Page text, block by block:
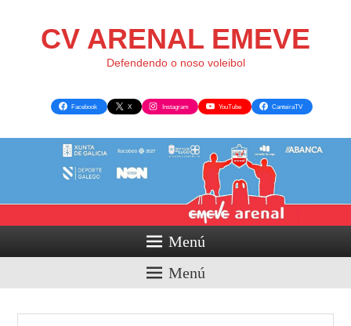
CV ARENAL EMEVE
Defendendo o noso voleibol
Facebook X Instagram YouTube CanteiraTV
Menú
Menú